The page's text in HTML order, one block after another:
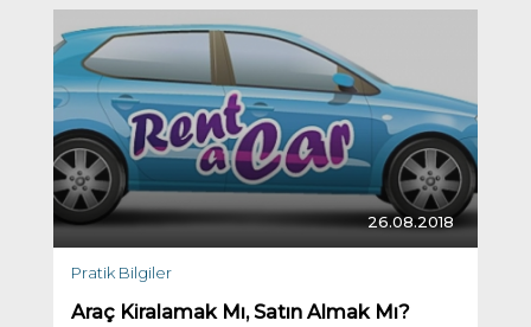
26.08.2018
Pratik Bilgiler
Araç Kiralamak Mı, Satın Almak Mı?